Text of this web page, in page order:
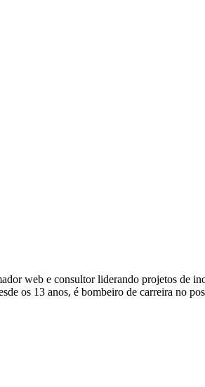
web e consultor liderando projetos de
os 13 anos, é bombeiro de carreira no